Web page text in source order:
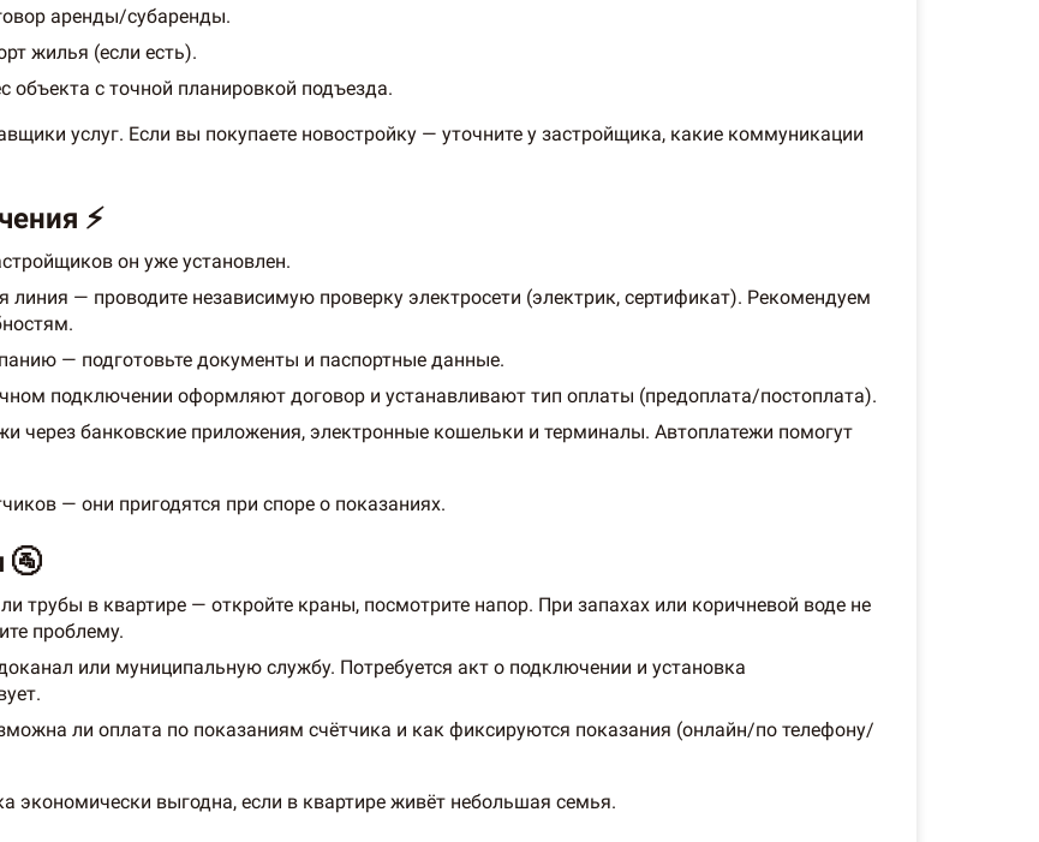
аренды/субаренды.
жилья (если есть).
объекта с точной планировкой подъезда.
услуг. Если вы покупаете новостройку — уточните у застройщика, какие коммуникации
⚡
он уже установлен.
линия — проводите независимую проверку электросети (электрик, сертификат). Рекомендуем
— подготовьте документы и паспортные данные.
подключении оформляют договор и устанавливают тип оплаты (предоплата/постоплата).
через банковские приложения, электронные кошельки и терминалы. Автоплатежи помогут
— они пригодятся при споре о показаниях.
🚰
трубы в квартире — откройте краны, посмотрите напор. При запахах или коричневой воде не
проблему.
или муниципальную службу. Потребуется акт о подключении и установка
ли оплата по показаниям счётчика и как фиксируются показания (онлайн/по телефону/
экономически выгодна, если в квартире живёт небольшая семья.